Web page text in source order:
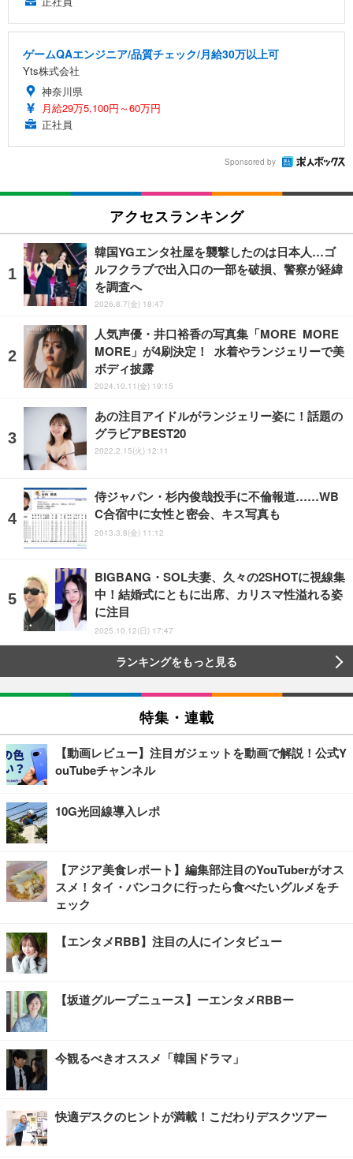
ゲームQAエンジニア/品質チェック/月給30万以上可
Yts株式会社
神奈川県
月給29万5,100円～60万円
正社員
Sponsored by
アクセスランキング
韓国YGエンタ社屋を襲撃したのは日本人…ゴ
ルフクラブで出入口の一部を破損、警察が経緯
を調査へ
2026.8.7(金) 18:47
人気声優・井口裕香の写真集「MORE MORE
MORE」が4刷決定！ 水着やランジェリーで美
ボディ披露
2024.10.11(金) 19:15
あの注目アイドルがランジェリー姿に！話題の
グラビアBEST20
2022.2.15(火) 12:11
侍ジャパン・杉内俊哉投手に不倫報道……WB
C合宿中に女性と密会、キス写真も
2013.3.8(金) 11:12
BIGBANG・SOL夫妻、久々の2SHOTに視線集
中！結婚式にともに出席、カリスマ性溢れる姿
に注目
2025.10.12(日) 17:47
ランキングをもっと見る
特集・連載
【動画レビュー】注目ガジェットを動画で解説！公式Y
ouTubeチャンネル
10G光回線導入レポ
【アジア美食レポート】編集部注目のYouTuberがオス
スメ！タイ・バンコクに行ったら食べたいグルメをチ
ェック
【エンタメRBB】注目の人にインタビュー
【坂道グループニュース】ーエンタメRBBー
今観るべきオススメ「韓国ドラマ」
快適デスクのヒントが満載！こだわりデスクツアー